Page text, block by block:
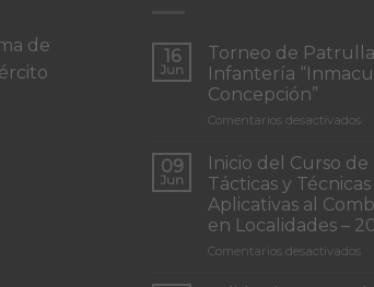
de
16
Jun
Torneo de
Infantería
Concepción”
Comentarios desactivadosen
de
de
09
Jun
Inicio del Curso de
Tácticas y Técnicas
Aplicativas al
en Localidades –
Comentarios desactivadosen